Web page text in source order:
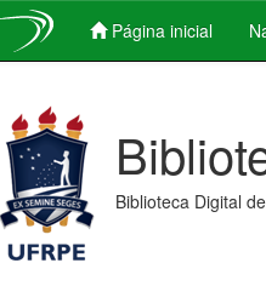
Página inicial
Biblioteca Digital